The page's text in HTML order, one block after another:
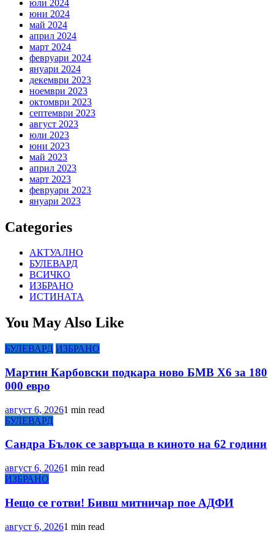
юли 2024
юни 2024
май 2024
април 2024
март 2024
февруари 2024
януари 2024
декември 2023
ноември 2023
октомври 2023
септември 2023
август 2023
юли 2023
юни 2023
май 2023
април 2023
март 2023
февруари 2023
януари 2023
Categories
АКТУАЛНО
БУЛЕВАРД
ВСИЧКО
ИЗБРАНО
ИСТИНАТА
You May Also Like
БУЛЕВАРД ИЗБРАНО
Мартин Карбовски подкара ново БМВ Х6 за 180
000 евро
август 6, 20261 min read
БУЛЕВАРД
Сандра Бълок се завръща в киното на 62 години
август 6, 20261 min read
ИЗБРАНО
Нещо се готви! Бивш митничар пое АДФИ
август 6, 20261 min read